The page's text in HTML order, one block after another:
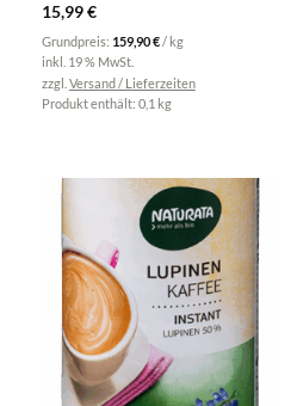
15,99€
Grundpreis: 159,90€/ kg
inkl. 19 % MwSt.
zzgl. Versand / Lieferzeiten
Produkt enthält: 0,1 kg